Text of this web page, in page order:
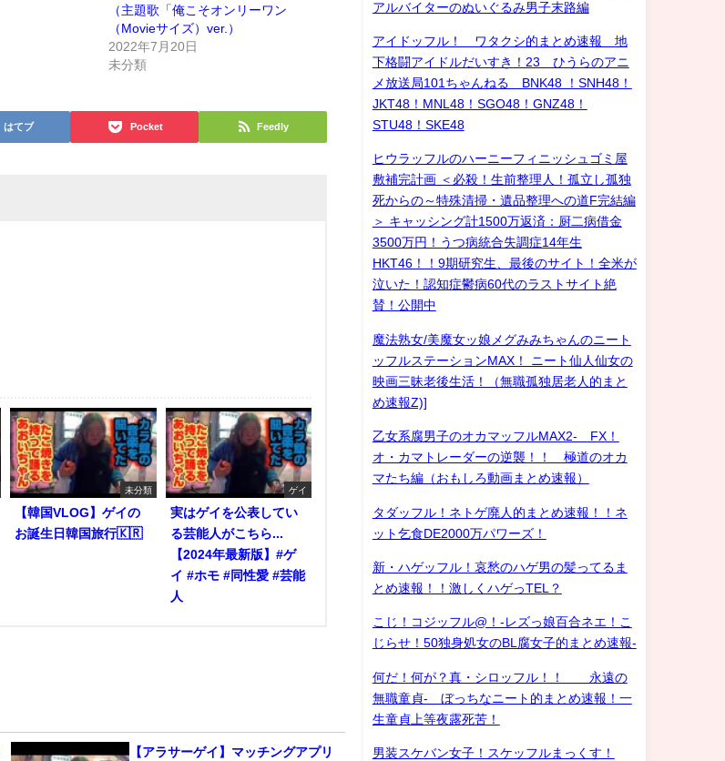
（主題歌「俺こそオンリーワン
（Movieサイズ）ver.）
2022年7月20日
未分類
はてブ Pocket Feedly
未分類
【韓国VLOG】ゲイの
お誕生日韓国旅行🇰🇷
ゲイ
実はゲイを公表してい
る芸能人がこちら...
【2024年最新版】#ゲ
イ #ホモ #同性愛 #芸能
人
【アラサーゲイ】マッチングアプリ
アルバイターのぬいぐるみ男子末路編
アイドッフル！ ワタクシ的まとめ速報 地
下格闘アイドルだいすき！23 ひうらのアニ
メ放送局101ちゃんねる BNK48 ！SNH48！
JKT48！MNL48！SGO48！GNZ48！
STU48！SKE48
ヒウラッフルのハーニーフィニッシュゴミ屋
敷補完計画 ＜必殺！生前整理人！孤立し孤独
死からの～特殊清掃・遺品整理への道F完結編
＞ キャッシング計1500万返済：厨二病借金
3500万円！うつ病統合失調症14年生
HKT46！！9期研究生、最後のサイト！全米が
泣いた！認知症鬱病60代のラストサイト絶
賛！公開中
魔法熟女/美魔女ッ娘メグみみちゃんのニート
ッフルステーションMAX！ ニート仙人仙女の
映画三昧老後生活！（無職孤独居老人的まと
め速報Z)]
乙女系腐男子のオカマッフルMAX2- FX！
オ・カマトレーダーの逆襲！！ 極道のオカ
マたち編（おもしろ動画まとめ速報）
タダッフル！ネトゲ廃人的まとめ速報！！ネ
ット乞食DE2000万パワーズ！
新・ハゲッフル！哀愁のハゲ男の髪ってるま
とめ速報！！激しくハゲっTEL？
こじ！コジッフル@！-レズっ娘百合ネエ！こ
じらせ！50独身処女のBL腐女子的まとめ速報-
何だ！何が？真・シロッフル！！ 永遠の
無職童貞- ぼっちなニート的まとめ速報！一
生童貞上等夜露死苦！
男装スケバン女子！スケッフルまっくす！